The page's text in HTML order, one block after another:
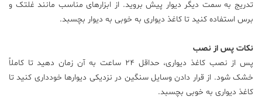
تدریج به سمت دیگر دیوار پیش بروید. از ابزارهای مناسب مانند غلتک و
برس استفاده کنید تا کاغذ دیواری به خوبی به دیوار بچسبد.
نکات پس از نصب
پس از نصب کاغذ دیواری، حداقل 24 ساعت به آن زمان دهید تا کاملاً
خشک شود. از قرار دادن وسایل سنگین در نزدیکی دیوارها خودداری کنید تا
کاغذ دیواری به خوبی بچسبد.